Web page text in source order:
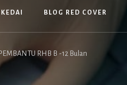
KEDAI BLOG RED COVER
RHB B -12 Bulan